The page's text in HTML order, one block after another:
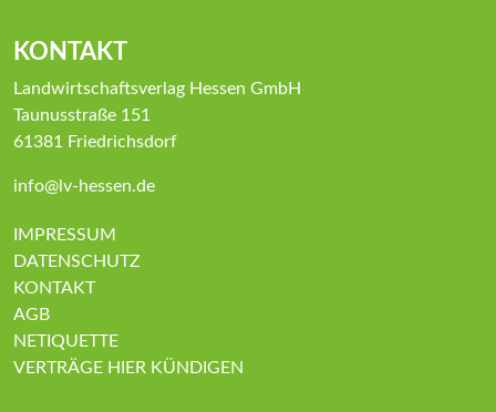
KONTAKT
Landwirtschaftsverlag Hessen GmbH
Taunusstraße 151
61381 Friedrichsdorf
info@lv-hessen.de
IMPRESSUM
DATENSCHUTZ
KONTAKT
AGB
NETIQUETTE
VERTRÄGE HIER KÜNDIGEN